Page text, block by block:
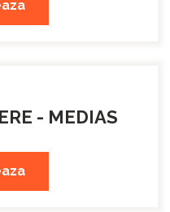
- MEDIAS